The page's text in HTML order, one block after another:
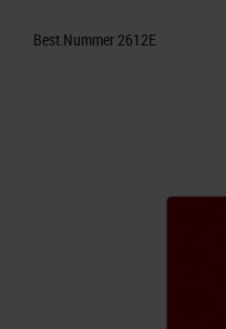
Best.Nummer 2612E